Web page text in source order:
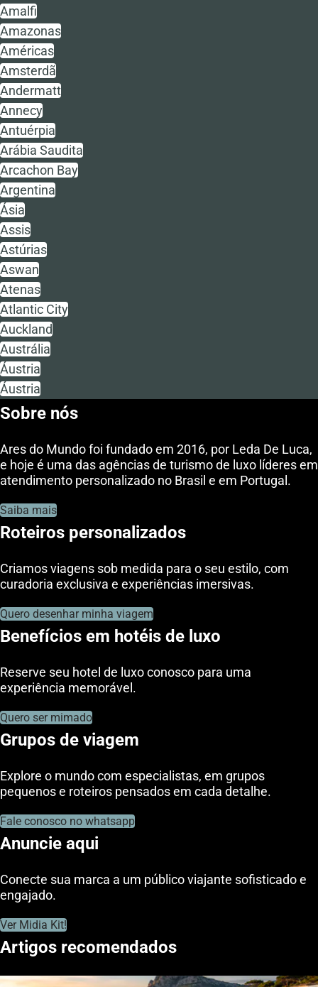
Amalfi
Amazonas
Américas
Amsterdã
Andermatt
Annecy
Antuérpia
Arábia Saudita
Arcachon Bay
Argentina
Ásia
Assis
Astúrias
Aswan
Atenas
Atlantic City
Auckland
Austrália
Áustria
Áustria
Sobre nós
Ares do Mundo foi fundado em 2016, por Leda De Luca,
e hoje é uma das agências de turismo de luxo líderes em
atendimento personalizado no Brasil e em Portugal.
Saiba mais
Roteiros personalizados
Criamos viagens sob medida para o seu estilo, com
curadoria exclusiva e experiências imersivas.
Quero desenhar minha viagem
Benefícios em hotéis de luxo
Reserve seu hotel de luxo conosco para uma
experiência memorável.
Quero ser mimado
Grupos de viagem
Explore o mundo com especialistas, em grupos
pequenos e roteiros pensados em cada detalhe.
Fale conosco no whatsapp
Anuncie aqui
Conecte sua marca a um público viajante sofisticado e
engajado.
Ver Midia Kit!
Artigos recomendados